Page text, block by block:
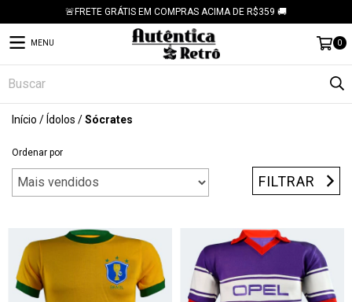
🚨FRETE GRÁTIS EM COMPRAS ACIMA DE R$359 🚚
MENU 0
Início / Ídolos /Sócrates
Ordenar por
FILTRAR